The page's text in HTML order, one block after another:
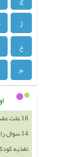
ژ
ع
م
18 علت عقب افتادن پریود و درد زیر شکم
14 سوال رایج شما درباره اسپرم
تغذیه کودک1تا5